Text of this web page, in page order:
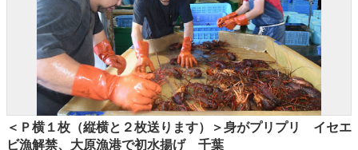
＜Ｐ横１枚（縦横と２枚送ります）＞身がプリプリ イセエ
ビ漁解禁、大原漁港で初水揚げ 千葉